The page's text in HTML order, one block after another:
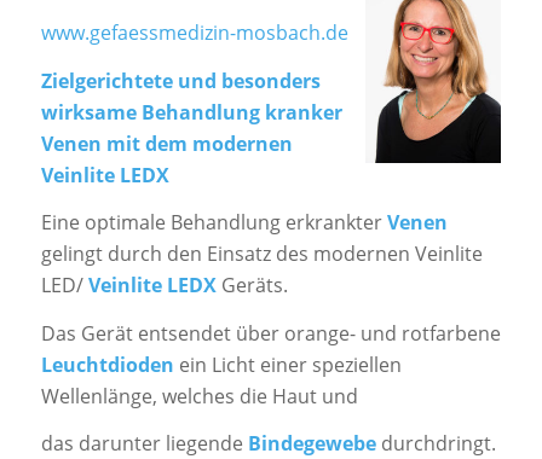
www.gefaessmedizin-mosbach.de
Zielgerichtete und besonders
wirksame Behandlung kranker
Venen mit dem modernen
Veinlite LEDX
Eine optimale Behandlung erkrankterVenen
gelingt durch den Einsatz des modernen Veinlite
LED/Veinlite LEDXGeräts.
Das Gerät entsendet über orange- und rotfarbene
Leuchtdioden ein Licht einer speziellen
Wellenlänge, welches die Haut und
das darunter liegende Bindegewebe durchdringt.